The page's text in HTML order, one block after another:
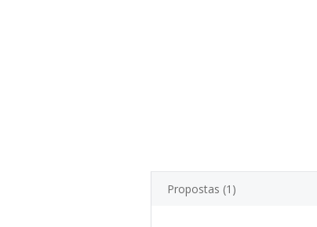
Propostas (1)